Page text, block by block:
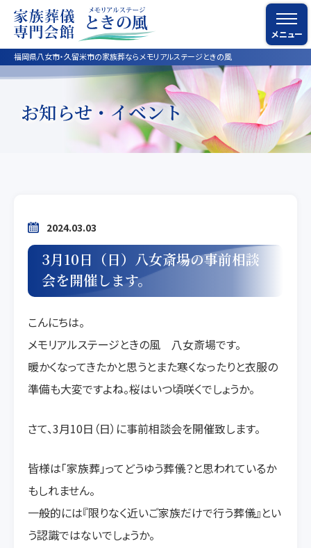
福岡県八女市・久留米市の家族葬ならメモリアルステージときの風
メニュー
お知らせ・イベント
2024.03.03
3月10日（日）八女斎場の事前相談
会を開催します。
こんにちは。
メモリアルステージときの風 八女斎場です。
暖かくなってきたかと思うとまた寒くなったりと衣服の
準備も大変ですよね。桜はいつ頃咲くでしょうか。
さて、3月10日（日）に事前相談会を開催致します。
皆様は「家族葬」ってどうゆう葬儀？と思われているか
もしれません。
一般的には『限りなく近いご家族だけで行う葬儀』とい
う認識ではないでしょうか。